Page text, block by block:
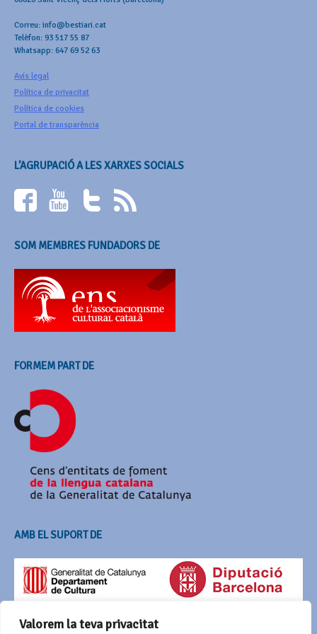
Valorem la teva privacitat
Correu: info@bestiari.cat
Telèfon: 93 517 55 87
Whatsapp: 647 69 52 63
Avís legal
Política de privacitat
Política de cookies
Portal de transparència
L’AGRUPACIÓ A LES XARXES SOCIALS
SOM MEMBRES FUNDADORS DE
FORMEM PART DE
AMB EL SUPORT DE